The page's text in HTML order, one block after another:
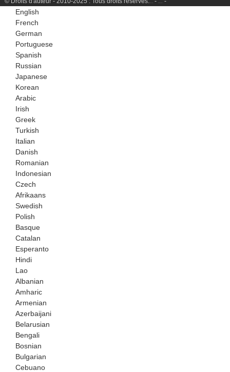
English
French
German
Portuguese
Spanish
Russian
Japanese
Korean
Arabic
Irish
Greek
Turkish
Italian
Danish
Romanian
Indonesian
Czech
Afrikaans
Swedish
Polish
Basque
Catalan
Esperanto
Hindi
Lao
Albanian
Amharic
Armenian
Azerbaijani
Belarusian
Bengali
Bosnian
Bulgarian
Cebuano